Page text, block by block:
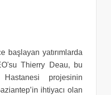
başlayan yatırımlarda
Thierry Deau, bu
projesinin
ihtiyacı olan